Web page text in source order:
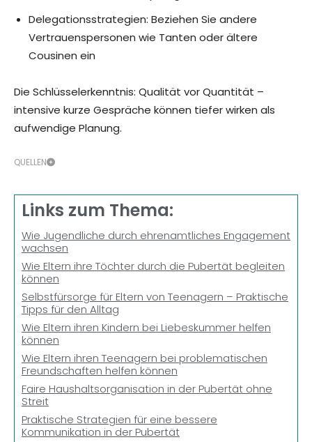
Delegationsstrategien: Beziehen Sie andere
Vertrauenspersonen wie Tanten oder ältere
Cousinen ein
Die Schlüsselerkenntnis: Qualität vor Quantität –
intensive kurze Gespräche können tiefer wirken als
aufwendige Planung.
QUELLEN
Links zum Thema:
Wie Jugendliche durch ehrenamtliches Engagement
wachsen
Wie Eltern ihre Töchter durch die Pubertät begleiten
können
Selbstfürsorge für Eltern von Teenagern – Praktische
Tipps für den Alltag
Wie Eltern ihren Kindern bei Liebeskummer helfen
können
Wie Eltern ihren Teenagern bei problematischen
Freundschaften helfen können
Faire Haushaltsorganisation in der Pubertät ohne
Streit
Praktische Strategien für eine bessere
Kommunikation in der Pubertät